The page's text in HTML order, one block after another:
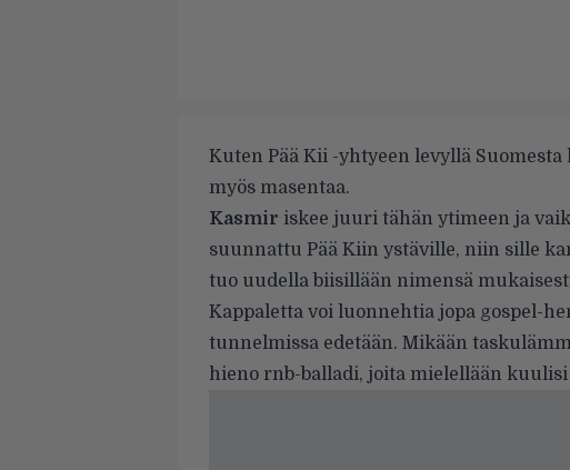
Kuten Pää Kii -yhtyeen levyllä
myös masentaa.
Kasmir iskee juuri tähän ytimeen ja
suunnattu Pää Kiin ystäville, niin sille
tuo uudella biisillään nimensä
Kappaletta voi luonnehtia jopa gospel-
tunnelmissa edetään. Mikään
hieno rnb-balladi, joita mielellään